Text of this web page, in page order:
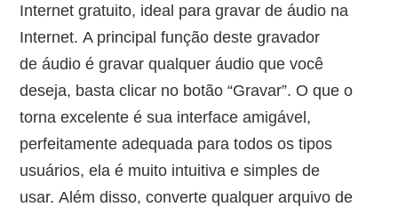
Internet gratuito, ideal para gravar de áudio na
Internet. A principal função deste gravador
de áudio é gravar qualquer áudio que você
deseja, basta clicar no botão “Gravar”. O que o
torna excelente é sua interface amigável,
perfeitamente adequada para todos os tipos
usuários, ela é muito intuitiva e simples de
usar. Além disso, converte qualquer arquivo de